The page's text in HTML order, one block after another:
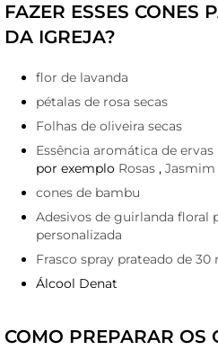
FAZER ESSES CONES
DA IGREJA?
flor de lavanda
pétalas de rosa secas
Folhas de oliveira secas
Essência aromática de ervas
por exemplo Rosas , Jasmim
cones de bambu
Adesivos de guirlanda floral
personalizada
Frasco spray prateado de 30
Álcool Denat
COMO PREPARAR OS